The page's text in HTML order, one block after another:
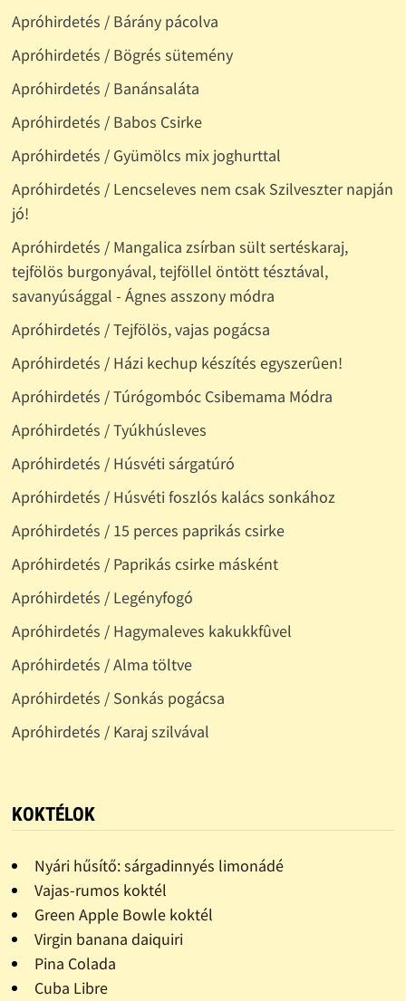
Apróhirdetés / Bárány pácolva
Apróhirdetés / Bögrés sütemény
Apróhirdetés / Banánsaláta
Apróhirdetés / Babos Csirke
Apróhirdetés / Gyümölcs mix joghurttal
Apróhirdetés / Lencseleves nem csak Szilveszter napján
jó!
Apróhirdetés / Mangalica zsírban sült sertéskaraj,
tejfölös burgonyával, tejföllel öntött tésztával,
savanyúsággal - Ágnes asszony módra
Apróhirdetés / Tejfölös, vajas pogácsa
Apróhirdetés / Házi kechup készítés egyszerûen!
Apróhirdetés / Túrógombóc Csibemama Módra
Apróhirdetés / Tyúkhúsleves
Apróhirdetés / Húsvéti sárgatúró
Apróhirdetés / Húsvéti foszlós kalács sonkához
Apróhirdetés / 15 perces paprikás csirke
Apróhirdetés / Paprikás csirke másként
Apróhirdetés / Legényfogó
Apróhirdetés / Hagymaleves kakukkfûvel
Apróhirdetés / Alma töltve
Apróhirdetés / Sonkás pogácsa
Apróhirdetés / Karaj szilvával
KOKTÉLOK
Nyári hűsítő: sárgadinnyés limonádé
Vajas-rumos koktél
Green Apple Bowle koktél
Virgin banana daiquiri
Pina Colada
Cuba Libre